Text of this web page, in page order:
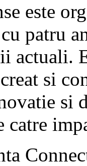
este
patru
actuali.
si
si
catre